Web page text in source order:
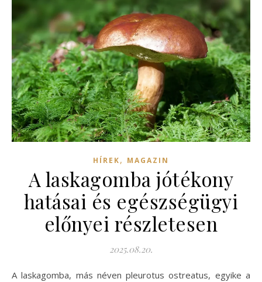
HÍREK, MAGAZIN
A laskagomba jótékony
hatásai és egészségügyi
előnyei részletesen
2025.08.20.
A laskagomba, más néven pleurotus ostreatus, egyike a